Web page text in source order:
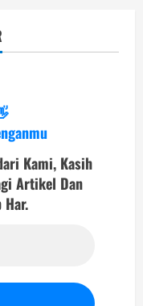
Kami, Kasih
Artikel Dan